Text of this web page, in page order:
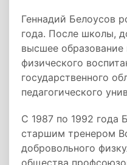
Геннадий Белоусов
года. После школы,
высшее образование
физического
государственного
педагогического
С 1987 по 1992 года
старшим тренером
добровольного
общества